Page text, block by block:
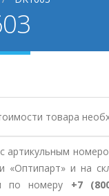
товара
артикульным
«Оптипарт» и на
по номеру +7